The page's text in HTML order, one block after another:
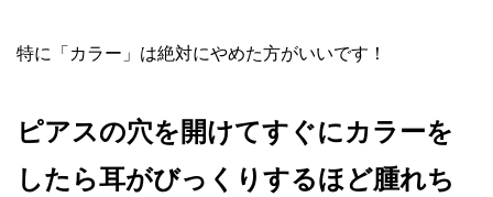
特に「カラー」は絶対にやめた方がいいです！
ピアスの穴を開けてすぐにカラーを
したら耳がびっくりするほど腫れち